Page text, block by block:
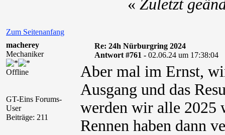
Zum Seitenanfang
« Zuletzt
macherey
Mechaniker
Offline
GT-Eins Forums-
User
Beiträge: 211
Re: 24h Nürburgring 2024
Antwort #761 - 02.06.24 um 17:38:04
Aber mal im Ernst,
Ausgang und das
werden wir alle 2025
Rennen haben dann